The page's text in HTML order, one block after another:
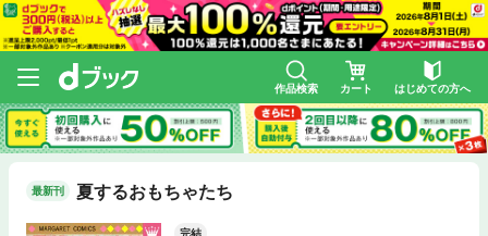
作品検索 カート はじめての方へ
最新刊 夏するおもちゃたち